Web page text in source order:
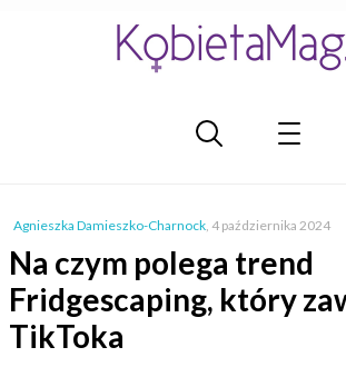
Agnieszka Damieszko-Charnock, 4 października 2024
Na czym polega trend
Fridgescaping, który
TikToka